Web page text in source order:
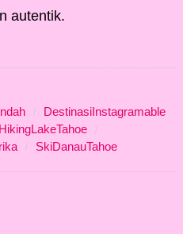
autentik.
DestinasiInstagramable
HikingLakeTahoe
SkiDanauTahoe